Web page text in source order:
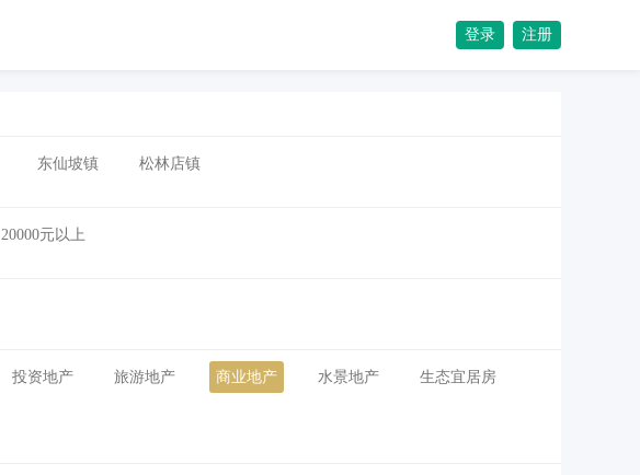
登录 注册
东仙坡镇 松林店镇
20000元以上
投资地产 旅游地产 商业地产 水景地产 生态宜居房